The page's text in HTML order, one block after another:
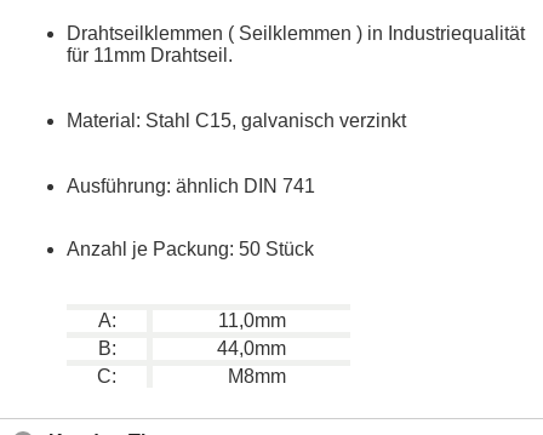
Drahtseilklemmen ( Seilklemmen ) in Industriequalität
für 11mm Drahtseil.
Material: Stahl C15, galvanisch verzinkt
Ausführung: ähnlich DIN 741
Anzahl je Packung: 50 Stück
A:
11,0mm
B:
44,0mm
C:
M8mm